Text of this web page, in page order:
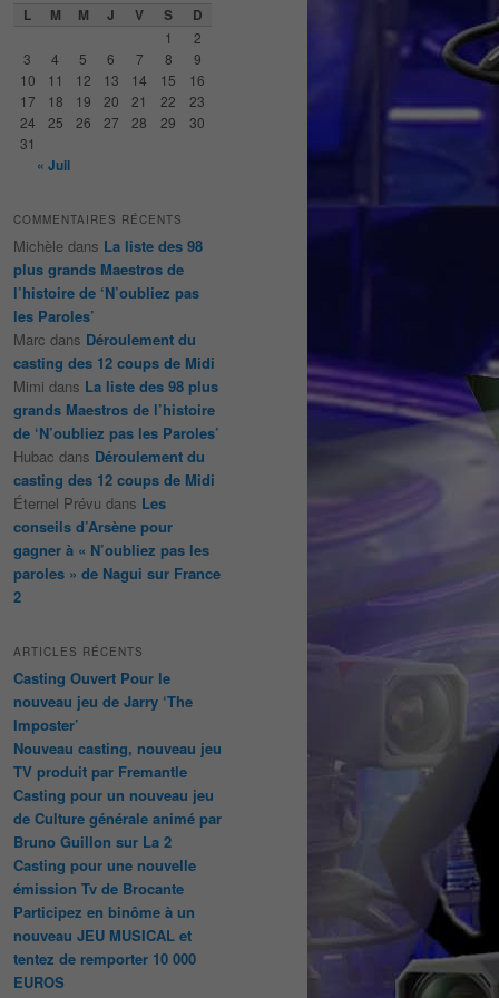
L M M J V S D
1
2
3
4 5 6 7 8
9
10
11 12 13 14 15
16
17
18 19 20 21 22
23
24
25 26 27 28 29
30
31
« Juil
COMMENTAIRES RÉCENTS
Michèle dans La liste des 98
plus grands Maestros de
l’histoire de ‘N’oubliez pas
les Paroles’
Marc dans Déroulement du
casting des 12 coups de Midi
Mimi dans La liste des 98 plus
grands Maestros de l’histoire
de ‘N’oubliez pas les Paroles’
Hubac dans Déroulement du
casting des 12 coups de Midi
Éternel Prévu dans Les
conseils d’Arsène pour
gagner à « N’oubliez pas les
paroles » de Nagui sur France
2
ARTICLES RÉCENTS
Casting Ouvert Pour le
nouveau jeu de Jarry ‘The
Imposter’
Nouveau casting, nouveau jeu
TV produit par Fremantle
Casting pour un nouveau jeu
de Culture générale animé par
Bruno Guillon sur La 2
Casting pour une nouvelle
émission Tv de Brocante
Participez en binôme à un
nouveau JEU MUSICAL et
tentez de remporter 10 000
EUROS